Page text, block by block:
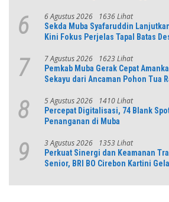
6 6 Agustus 2026 1636 Lihat
Sekda Muba Syafaruddin
Kini Fokus Perjelas Tapal Batas
7 7 Agustus 2026 1623 Lihat
Pemkab Muba Gerak Cepat
Sekayu dari Ancaman Pohon Tua
8 5 Agustus 2026 1410 Lihat
Percepat Digitalisasi, 74 Blank
Penanganan di Muba
9 3 Agustus 2026 1353 Lihat
Perkuat Sinergi dan Keamanan
Senior, BRI BO Cirebon Kartini